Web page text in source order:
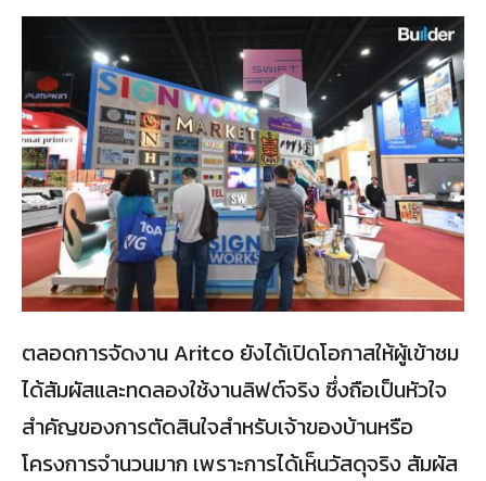
ตลอดการจัดงาน Aritco ยังได้เปิดโอกาสให้ผู้เข้าชม
ได้สัมผัสและทดลองใช้งานลิฟต์จริง ซึ่งถือเป็นหัวใจ
สำคัญของการตัดสินใจสำหรับเจ้าของบ้านหรือ
โครงการจำนวนมาก เพราะการได้เห็นวัสดุจริง สัมผัส